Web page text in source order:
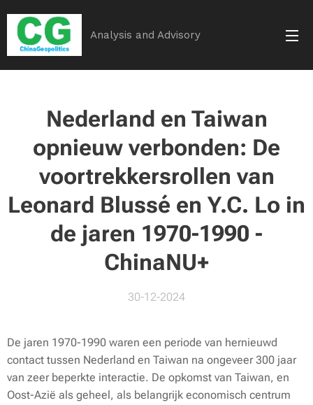
Analysis and Advisory
Nederland en Taiwan
opnieuw verbonden: De
voortrekkersrollen van
Leonard Blussé en Y.C. Lo in
de jaren 1970-1990 -
ChinaNU+
30-12-2024
De jaren 1970-1990 waren een periode van hernieuwd
contact tussen Nederland en Taiwan na ongeveer 300 jaar
van zeer beperkte interactie. De opkomst van Taiwan, en
Oost-Azië als geheel, als belangrijk economisch centrum